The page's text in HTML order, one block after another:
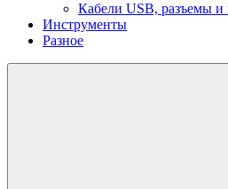
Кабели USB, разъемы и
Инструменты
Разное